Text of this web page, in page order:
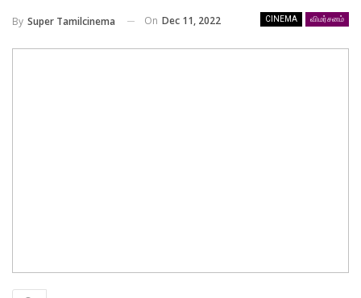
CINEMA விமர்சனம்
By Super Tamilcinema On Dec 11, 2022